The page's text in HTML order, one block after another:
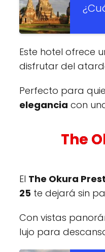
Este hotel ofrece
disfrutar del
Perfecto para
elegancia con
The
El The Okura
25 te dejará sin
Con vistas
lujo para